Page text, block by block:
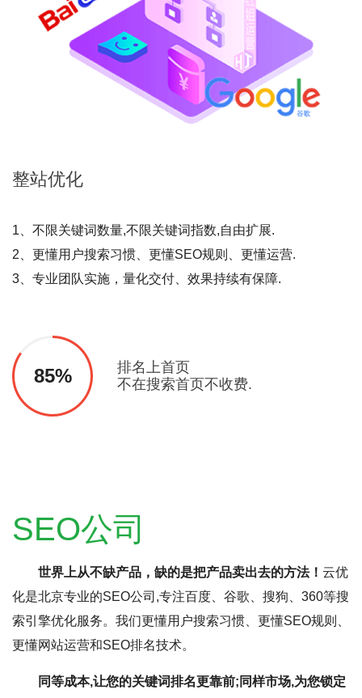
整站优化
1、不限关键词数量,不限关键词指数,自由扩展.
2、更懂用户搜索习惯、更懂SEO规则、更懂运营.
3、专业团队实施，量化交付、效果持续有保障.
85%
排名上首页
不在搜索首页不收费.
SEO公司
世界上从不缺产品，缺的是把产品卖出去的方法！ 云优
化是北京专业的SEO公司,专注百度、谷歌、搜狗、360等搜
索引擎优化服务。我们更懂用户搜索习惯、更懂SEO规则、
更懂网站运营和SEO排名技术。
同等成本,让您的关键词排名更靠前;同样市场,为您锁定